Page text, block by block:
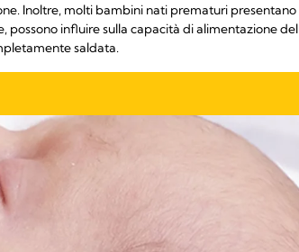
Inoltre, molti bambini nati prematuri presentano
influire sulla capacità di alimentazione del
saldata.